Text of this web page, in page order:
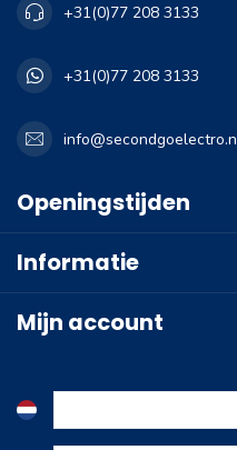
+31(0)77 208 3133
+31(0)77 208 3133
Openingstijden
Informatie
Mijn account